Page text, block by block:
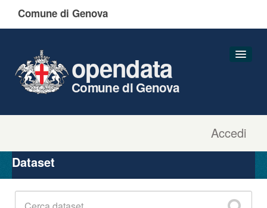
Comune di Genova
Accedi
opendata
Comune di Genova
Organizzazioni
Gruppi
Dataset